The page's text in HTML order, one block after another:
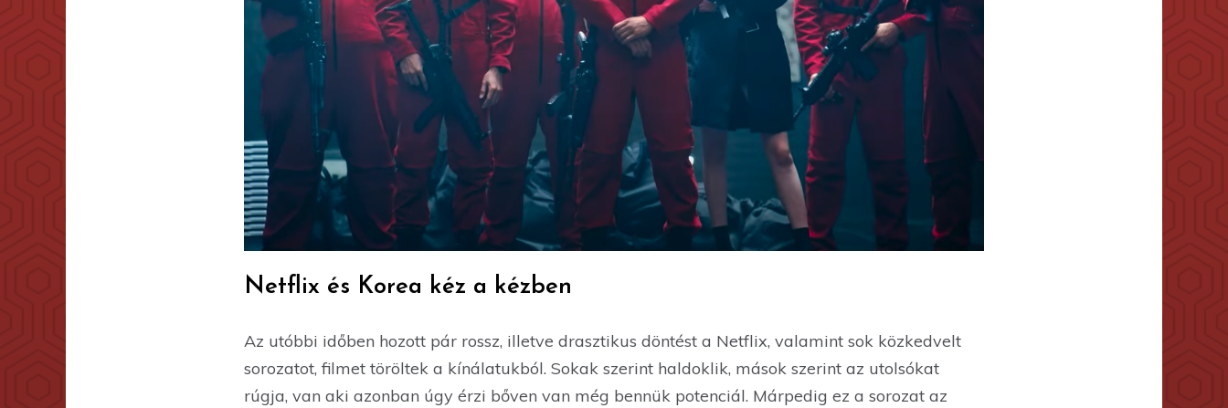
Netflix és Korea kéz a kézben
Az utóbbi időben hozott pár rossz, illetve drasztikus döntést a Netflix, valamint sok közkedvelt
sorozatot, filmet töröltek a kínálatukból. Sokak szerint haldoklik, mások szerint az utolsókat
rúgja, van aki azonban úgy érzi bőven van még bennük potenciál. Márpedig ez a sorozat az